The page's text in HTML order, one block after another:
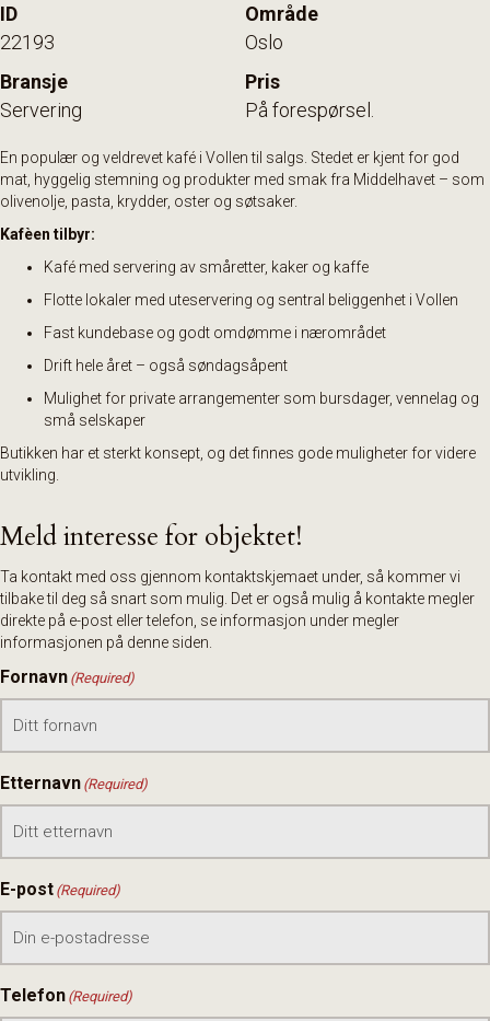
ID
22193
Område
Oslo
Bransje
Servering
Pris
På forespørsel.
En populær og veldrevet kafé i Vollen til salgs. Stedet er kjent for god
mat, hyggelig stemning og produkter med smak fra Middelhavet – som
olivenolje, pasta, krydder, oster og søtsaker.
Kafèen tilbyr:
Kafé med servering av småretter, kaker og kaffe
Flotte lokaler med uteservering og sentral beliggenhet i Vollen
Fast kundebase og godt omdømme i nærområdet
Drift hele året – også søndagsåpent
Mulighet for private arrangementer som bursdager, vennelag og
små selskaper
Butikken har et sterkt konsept, og det finnes gode muligheter for videre
utvikling.
Meld interesse for objektet!
Ta kontakt med oss gjennom kontaktskjemaet under, så kommer vi
tilbake til deg så snart som mulig. Det er også mulig å kontakte megler
direkte på e-post eller telefon, se informasjon under megler
informasjonen på denne siden.
Fornavn (Required)
Etternavn (Required)
E-post (Required)
Telefon (Required)